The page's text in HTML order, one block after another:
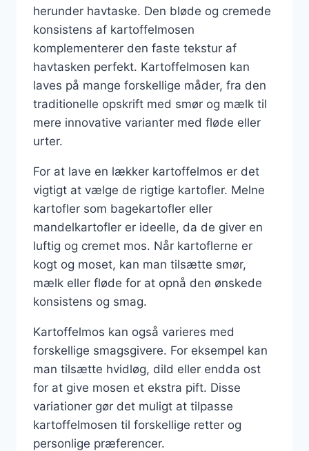
herunder havtaske. Den bløde og cremede
konsistens af kartoffelmosen
komplementerer den faste tekstur af
havtasken perfekt. Kartoffelmosen kan
laves på mange forskellige måder, fra den
traditionelle opskrift med smør og mælk til
mere innovative varianter med fløde eller
urter.
For at lave en lækker kartoffelmos er det
vigtigt at vælge de rigtige kartofler. Melne
kartofler som bagekartofler eller
mandelkartofler er ideelle, da de giver en
luftig og cremet mos. Når kartoflerne er
kogt og moset, kan man tilsætte smør,
mælk eller fløde for at opnå den ønskede
konsistens og smag.
Kartoffelmos kan også varieres med
forskellige smagsgivere. For eksempel kan
man tilsætte hvidløg, dild eller endda ost
for at give mosen et ekstra pift. Disse
variationer gør det muligt at tilpasse
kartoffelmosen til forskellige retter og
personlige præferencer.